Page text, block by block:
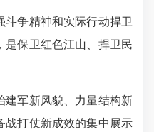
争精神和实际行动捍卫
是保卫红色江山、捍卫民
军新风貌、力量结构新
战打仗新成效的集中展示